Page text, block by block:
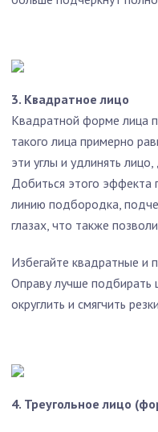
3. Квадратное лицо
Квадратной форме лица
такого лица примерно
эти углы и удлинять
Добиться этого эффекта
линию подбородка,
глазах, что также
Избегайте квадратные и
Оправу лучше подбирать
округлить и смягчить
4. Треугольное лицо